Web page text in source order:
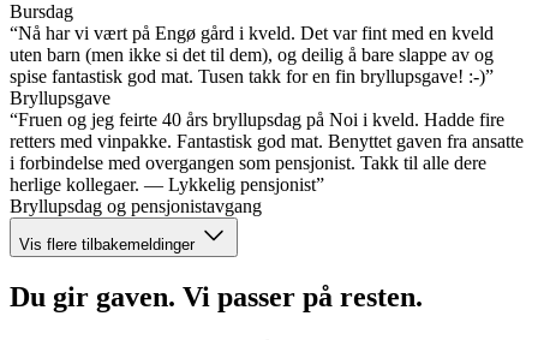
Bursdag
“Nå har vi vært på Engø gård i kveld. Det var fint med en kveld
uten barn (men ikke si det til dem), og deilig å bare slappe av og
spise fantastisk god mat. Tusen takk for en fin bryllupsgave! :-)”
Bryllupsgave
“Fruen og jeg feirte 40 års bryllupsdag på Noi i kveld. Hadde fire
retters med vinpakke. Fantastisk god mat. Benyttet gaven fra ansatte
i forbindelse med overgangen som pensjonist. Takk til alle dere
herlige kollegaer. — Lykkelig pensjonist”
Bryllupsdag og pensjonistavgang
Vis flere tilbakemeldinger
Du gir gaven. Vi passer på resten.